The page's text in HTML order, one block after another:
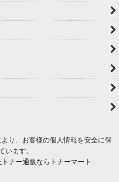
り、お客様の個人情報を安全に保
います。
ナー通販ならトナーマート